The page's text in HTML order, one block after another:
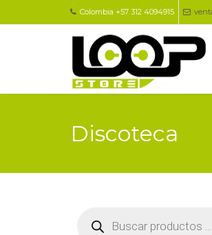
Colombia +57 312 4094915
Discoteca
productos